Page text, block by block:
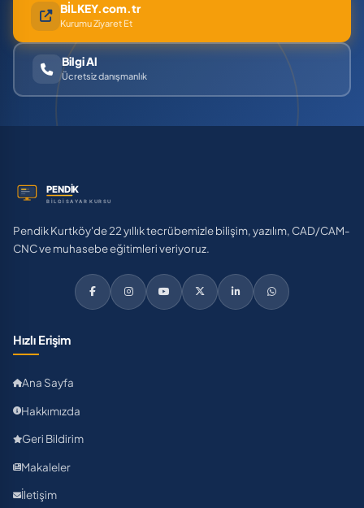
BİLKEY.com.tr
Kurumu Ziyaret Et
Bilgi Al
Ücretsiz danışmanlık
Pendik Kurtköy'de 22 yıllık tecrübemizle bilişim, yazılım, CAD/CAM-
CNC ve muhasebe eğitimleri veriyoruz.
Hızlı Erişim
Ana Sayfa
Hakkımızda
Geri Bildirim
Makaleler
İletişim